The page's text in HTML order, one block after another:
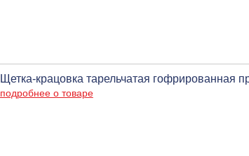
Щетка-крацовка тарельчатая
подробнее о товаре